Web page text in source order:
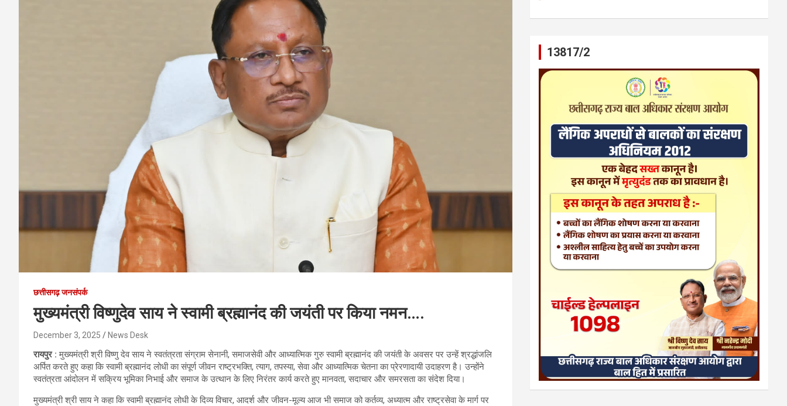
छत्तीसगढ़ जनसंपर्क
मुख्यमंत्री विष्णुदेव साय ने स्वामी ब्रह्मानंद की जयंती पर किया नमन….
December 3, 2025 News Desk
रायपुर :मुख्यमंत्री श्री विष्णु देव साय ने स्वतंत्रता संग्राम सेनानी, समाजसेवी और आध्यात्मिक गुरु स्वामी ब्रह्मानंद की जयंती के अवसर पर उन्हें श्रद्धांजलि
अर्पित करते हुए कहा कि स्वामी ब्रह्मानंद लोधी का संपूर्ण जीवन राष्ट्रभक्ति, त्याग, तपस्या, सेवा और आध्यात्मिक चेतना का प्रेरणादायी उदाहरण है। उन्होंने
स्वतंत्रता आंदोलन में सक्रिय भूमिका निभाई और समाज के उत्थान के लिए निरंतर कार्य करते हुए मानवता, सदाचार और समरसता का संदेश दिया।
मुख्यमंत्री श्री साय ने कहा कि स्वामी ब्रह्मानंद लोधी के दिव्य विचार, आदर्श और जीवन-मूल्य आज भी समाज को कर्तव्य, अध्यात्म और राष्ट्रसेवा के मार्ग पर
13817/2